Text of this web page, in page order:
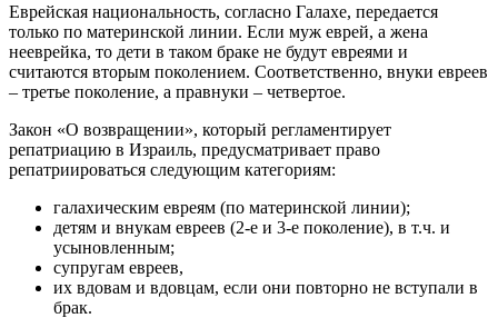
Еврейская национальность, согласно Галахе, передается
только по материнской линии. Если муж еврей, а жена
нееврейка, то дети в таком браке не будут евреями и
считаются вторым поколением. Соответственно, внуки евреев
– третье поколение, а правнуки – четвертое.
Закон «О возвращении», который регламентирует
репатриацию в Израиль, предусматривает право
репатриироваться следующим категориям:
галахическим евреям (по материнской линии);
детям и внукам евреев (2-е и 3-е поколение), в т.ч. и
усыновленным;
супругам евреев,
их вдовам и вдовцам, если они повторно не вступали в
брак.